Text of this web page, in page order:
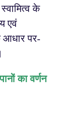
के
एवं
आधार पर-
का वर्णन